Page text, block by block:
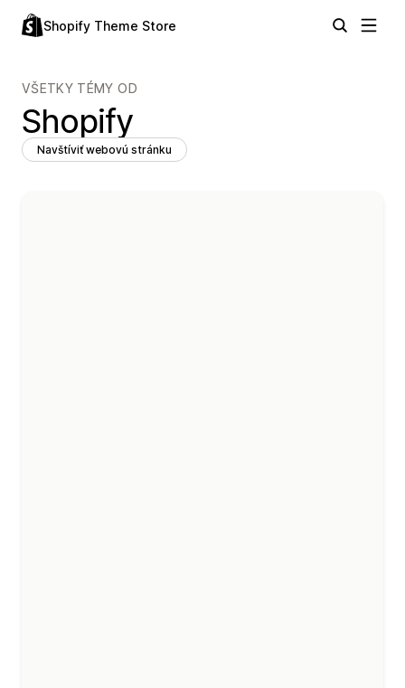
Shopify Theme Store
VŠETKY TÉMY OD
Shopify
Navštíviť webovú stránku